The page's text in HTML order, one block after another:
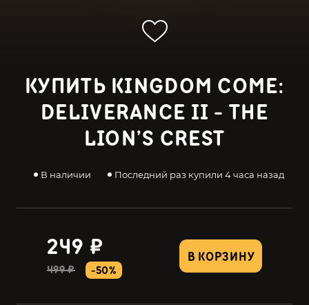
КУПИТЬ KINGDOM COME:
DELIVERANCE II - THE
LION’S CREST
В наличии Последний раз купили 4 часа назад
В КОРЗИНУ
249 ₽
499 ₽ -50%